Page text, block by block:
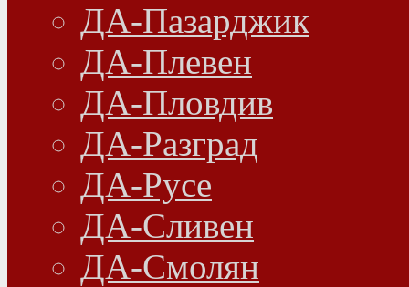
ДА-Пазарджик
ДА-Плевен
ДА-Пловдив
ДА-Разград
ДА-Русе
ДА-Сливен
ДА-Смолян